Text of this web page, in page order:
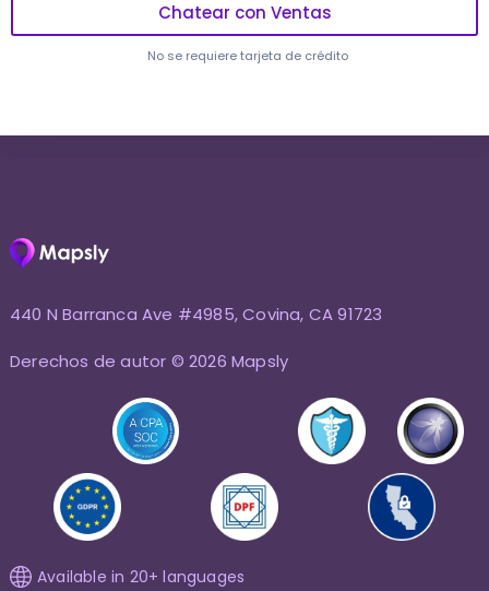
Chatear con Ventas
No se requiere tarjeta de crédito
440 N Barranca Ave #4985, Covina, CA 91723
Derechos de autor © 2026 Mapsly
Available in 20+ languages